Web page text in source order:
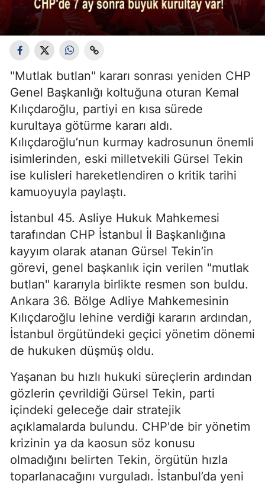
"Mutlak butlan" kararı sonrası yeniden CHP
Genel Başkanlığı koltuğuna oturan Kemal
Kılıçdaroğlu, partiyi en kısa sürede
kurultaya götürme kararı aldı.
Kılıçdaroğlu’nun kurmay kadrosunun önemli
isimlerinden, eski milletvekili Gürsel Tekin
ise kulisleri hareketlendiren o kritik tarihi
kamuoyuyla paylaştı.
İstanbul 45. Asliye Hukuk Mahkemesi
tarafından CHP İstanbul İl Başkanlığına
kayyım olarak atanan Gürsel Tekin’in
görevi, genel başkanlık için verilen "mutlak
butlan" kararıyla birlikte resmen son buldu.
Ankara 36. Bölge Adliye Mahkemesinin
Kılıçdaroğlu lehine verdiği kararın ardından,
İstanbul örgütündeki geçici yönetim dönemi
de hukuken düşmüş oldu.
Yaşanan bu hızlı hukuki süreçlerin ardından
gözlerin çevrildiği Gürsel Tekin, parti
içindeki geleceğe dair stratejik
açıklamalarda bulundu. CHP'de bir yönetim
krizinin ya da kaosun söz konusu
olmadığını belirten Tekin, örgütün hızla
toparlanacağını vurguladı. İstanbul’da yeni